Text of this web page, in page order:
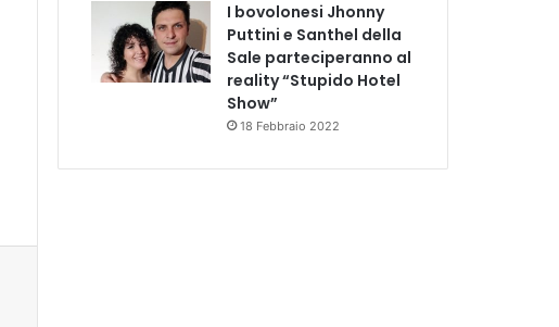
I bovolonesi Jhonny
Puttini e Santhel della
Sale parteciperanno al
reality “Stupido Hotel
Show”
18 Febbraio 2022